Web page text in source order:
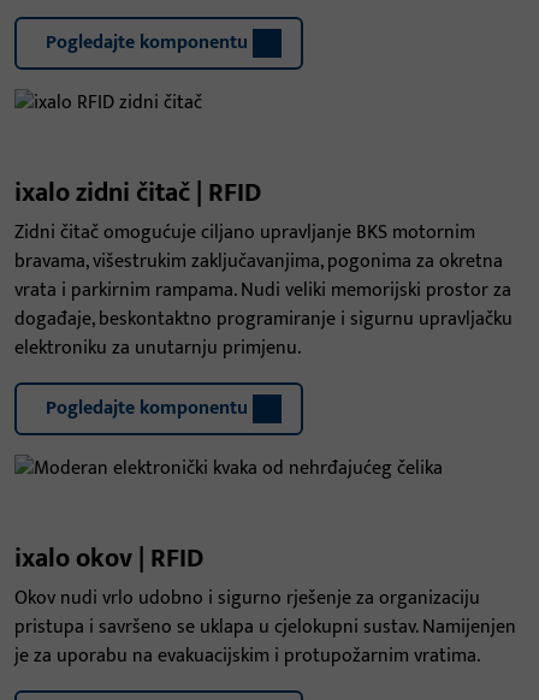
Pogledajte komponentu
ixalo zidni čitač | RFID
Zidni čitač omogućuje ciljano upravljanje BKS motornim
bravama, višestrukim zaključavanjima, pogonima za okretna
vrata i parkirnim rampama. Nudi veliki memorijski prostor za
događaje, beskontaktno programiranje i sigurnu upravljačku
elektroniku za unutarnju primjenu.
Pogledajte komponentu
ixalo okov | RFID
Okov nudi vrlo udobno i sigurno rješenje za organizaciju
pristupa i savršeno se uklapa u cjelokupni sustav. Namijenjen
je za uporabu na evakuacijskim i protupožarnim vratima.